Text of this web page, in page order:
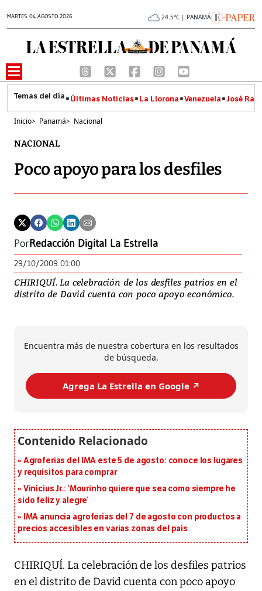
MARTES 04 AGOSTO 2026 24.5°C | PANAMÁ
Últimas Noticias La Llorona Venezuela José
Inicio> Panamá> Nacional
NACIONAL
Poco apoyo para los desfiles
PorRedacción Digital La Estrella
29/10/2009 01:00
CHIRIQUÍ. La celebración de los desfiles patrios en el
distrito de David cuenta con poco apoyo económico.
Encuentra más de nuestra cobertura en los resultados
de búsqueda.
Agrega La Estrella en Google ↗️
Agroferias del IMA este 5 de agosto: conoce los lugares
y requisitos para comprar
Vinícius Jr.: ‘Mourinho quiere que sea como siempre he
sido feliz y alegre’
IMA anuncia agroferias del 7 de agosto con productos a
precios accesibles en varias zonas del país
CHIRIQUÍ. La celebración de los desfiles patrios
en el distrito de David cuenta con poco apoyo